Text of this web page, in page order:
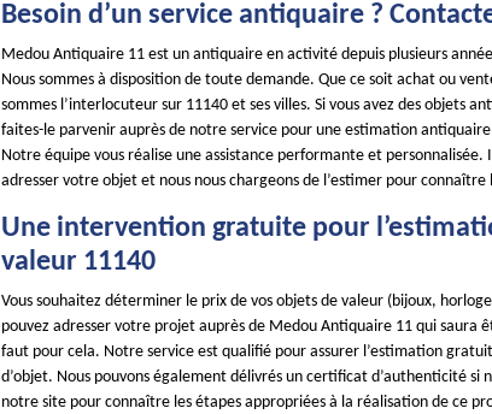
Besoin d’un service antiquaire ?
Medou Antiquaire 11 est un antiquaire en activité depuis plusieurs
Nous sommes à disposition de toute demande. Que ce soit achat ou
sommes l’interlocuteur sur 11140 et ses villes. Si vous avez des objets
faites-le parvenir auprès de notre service pour une estimation antiquaire
Notre équipe vous réalise une assistance performante et personnalisée.
adresser votre objet et nous nous chargeons de l’estimer pour
Une intervention gratuite pour
valeur 11140
Vous souhaitez déterminer le prix de vos objets de valeur (bijoux,
pouvez adresser votre projet auprès de Medou Antiquaire 11 qui saura
faut pour cela. Notre service est qualifié pour assurer l’estimation
d’objet. Nous pouvons également délivrés un certificat d’authenticité si
notre site pour connaître les étapes appropriées à la réalisation de ce